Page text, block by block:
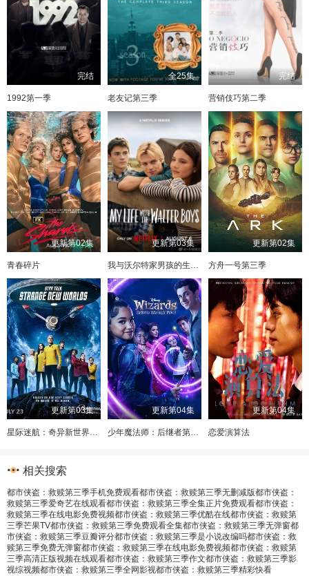
完结
1992第一季
全25集
老友记第三季
完结
营销伎巧第二季
更新第02集
青春碎片
更新第03集
我与沃尔特家男孩的生活第三季
更新第02集
方舟一号第三季
更新第03集
星际迷航：奇异新世界第四季
更新第04集
少年魔法师：后继者第三季
更新第04集
恋爱演算法
相关搜索
都市侠盗：救赎第三季手机免费观看都市侠盗：救赎第三季无删减版都市侠盗：
救赎第三季爱奇艺在线观看都市侠盗：救赎第三季全集正片免费观看都市侠盗：
救赎第三季在线电影免费视频都市侠盗：救赎第三季优酷在线都市侠盗：救赎第
三季芒果TV都市侠盗：救赎第三季免费观看全集都市侠盗：救赎第三季无弹窗都
市侠盗：救赎第三季豆瓣评分都市侠盗：救赎第三季是小说改编吗都市侠盗：救
赎第三季免费无弹窗都市侠盗：救赎第三季在线电影免费视频都市侠盗：救赎第
三季高清正版视频在线观看都市侠盗：救赎第三季作文都市侠盗：救赎第三季影
视综视频都市侠盗：救赎第三季全网影视都市侠盗：救赎第三季精彩快看